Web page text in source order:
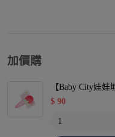
加價購
【Baby City娃
$ 90